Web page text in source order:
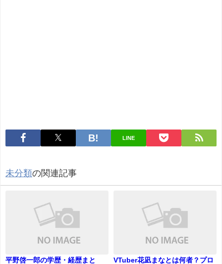
LINE
未分類の関連記事
平野啓一郎の学歴・経歴まと
VTuber花凪まなとは何者？プロ